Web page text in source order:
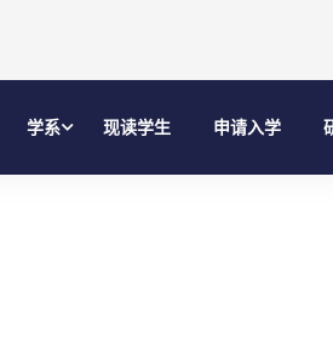
学系 现读学生 申请入学